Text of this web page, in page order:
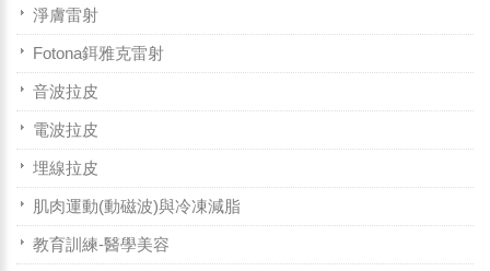
淨膚雷射
Fotona鉺雅克雷射
音波拉皮
電波拉皮
埋線拉皮
肌肉運動(動磁波)與冷凍減脂
教育訓練-醫學美容